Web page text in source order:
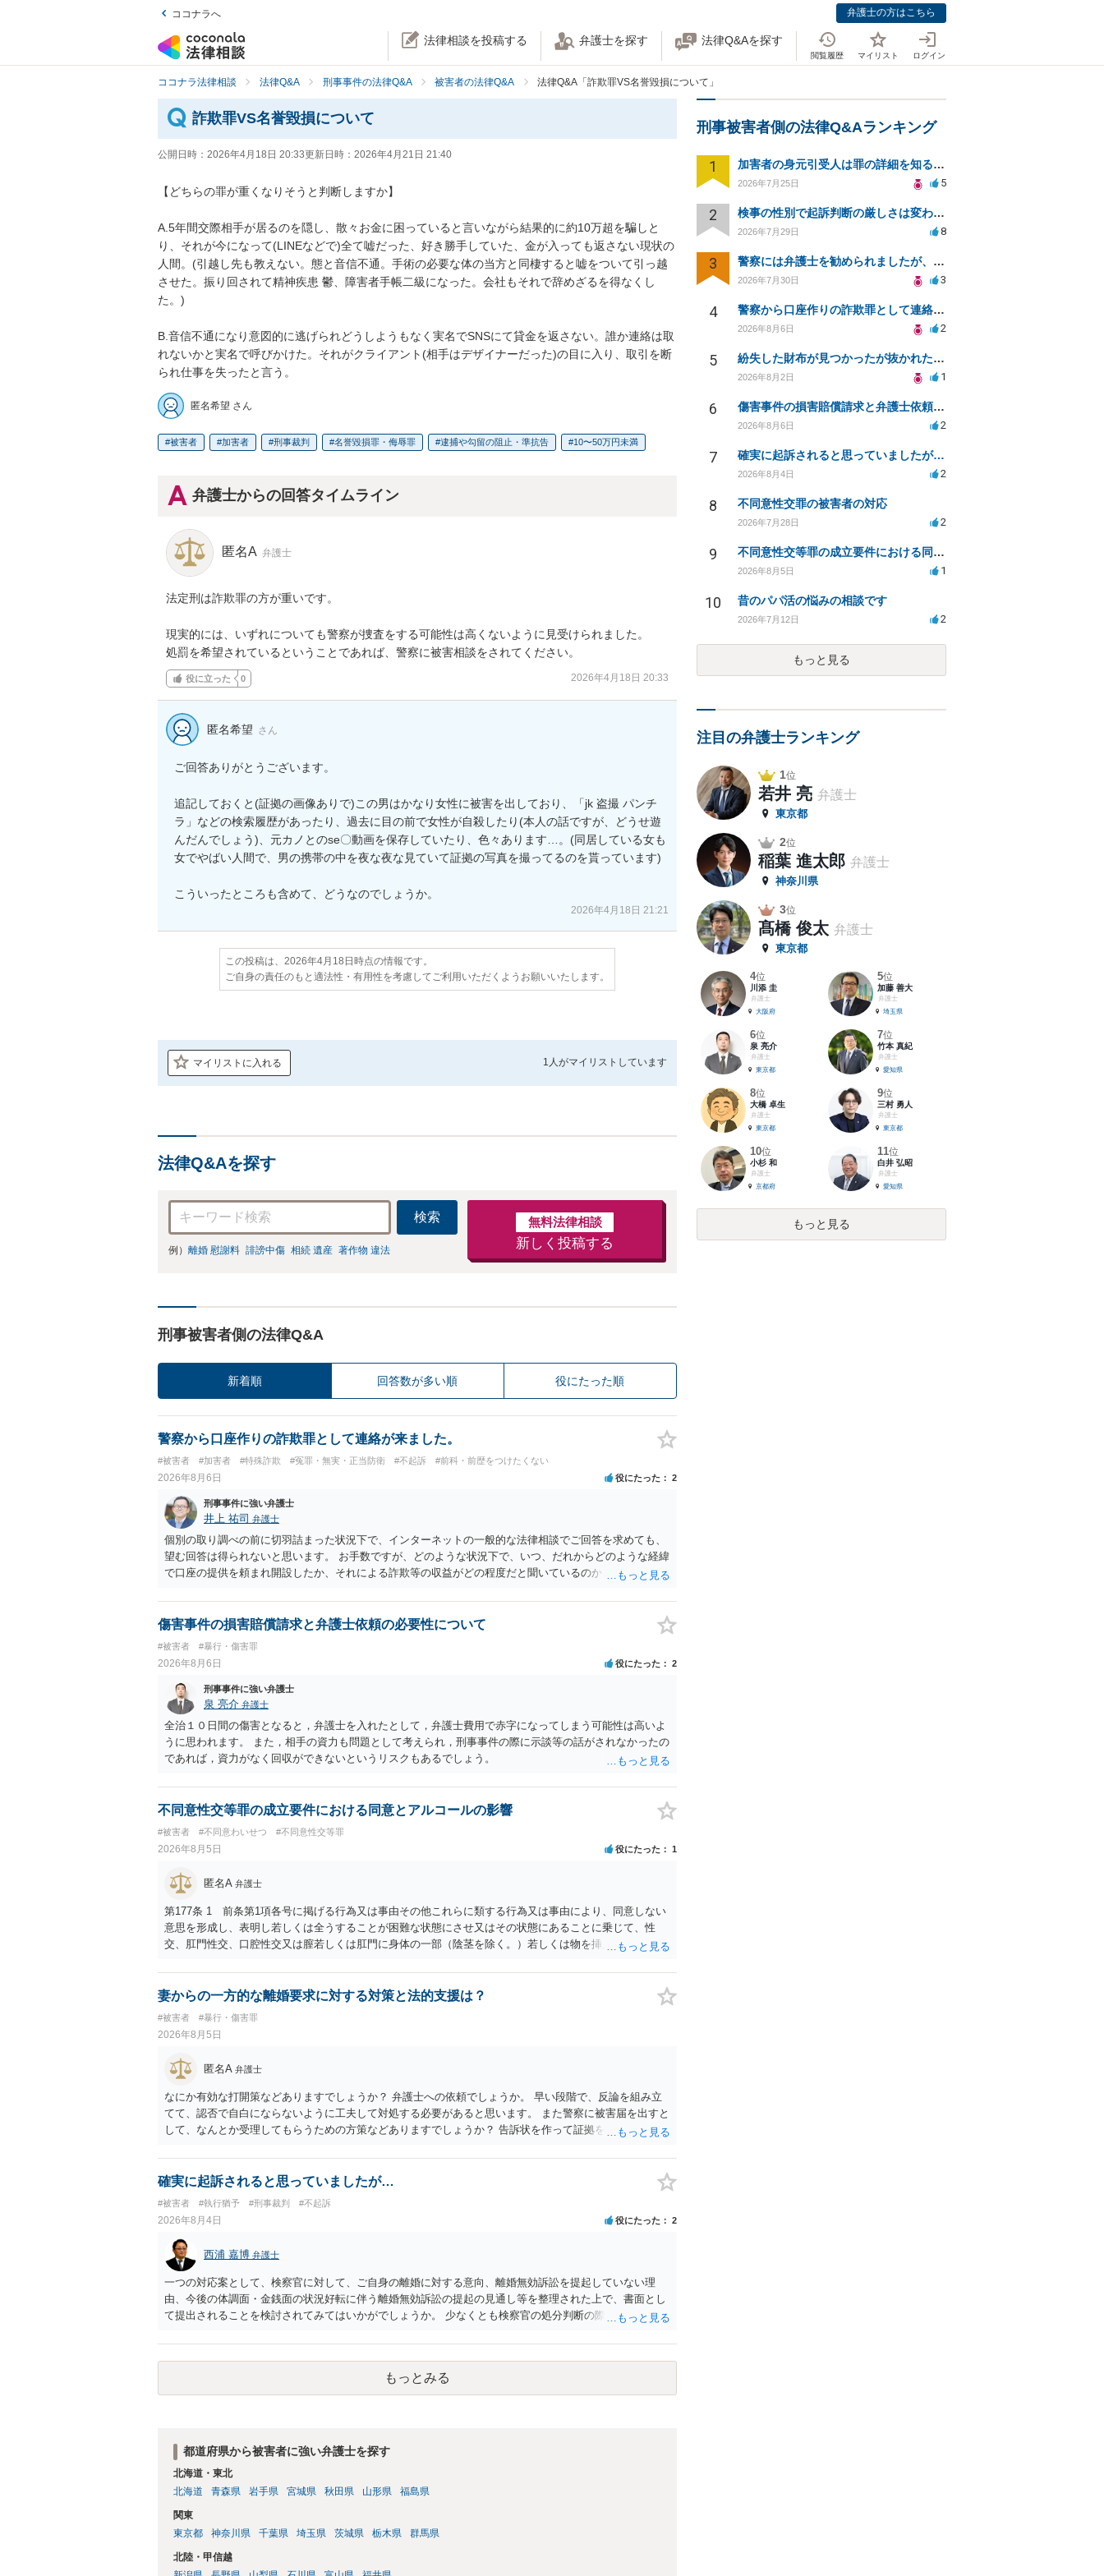
ココナラへ 弁護士の方はこちら
法律相談を投稿する 弁護士を探す 法律Q&Aを探す
閲覧履歴 マイリスト ログイン
ココナラ法律相談 法律Q&A 刑事事件の法律Q&A 被害者の法律Q&A 法律Q&A「詐欺罪VS名誉毀損について」
詐欺罪VS名誉毀損について
公開日時： 2026年4月18日 20:33更新日時： 2026年4月21日 21:40
【どちらの罪が重くなりそうと判断しますか】
A.5年間交際相手が居るのを隠し、散々お金に困っていると言いながら結果的に約10万超を騙しと
り、それが今になって(LINEなどで)全て嘘だった、好き勝手していた、金が入っても返さない現状の
人間。(引越し先も教えない。態と音信不通。手術の必要な体の当方と同棲すると嘘をついて引っ越
させた。振り回されて精神疾患 鬱、障害者手帳二級になった。会社もそれで辞めざるを得なくし
た。)
B.音信不通になり意図的に逃げられどうしようもなく実名でSNSにて貸金を返さない。誰か連絡は取
れないかと実名で呼びかけた。それがクライアント(相手はデザイナーだった)の目に入り、取引を断
られ仕事を失ったと言う。
匿名希望 さん
被害者 加害者 刑事裁判 名誉毀損罪・侮辱罪 逮捕や勾留の阻止・準抗告 10〜50万円未満
弁護士からの回答タイムライン
匿名A 弁護士
法定刑は詐欺罪の方が重いです。
現実的には、いずれについても警察が捜査をする可能性は高くないように見受けられました。
処罰を希望されているということであれば、警察に被害相談をされてください。
役に立った 0 2026年4月18日 20:33
匿名希望 さん
ご回答ありがとうございます。
追記しておくと(証拠の画像ありで)この男はかなり女性に被害を出しており、「jk 盗撮 パンチ
ラ」などの検索履歴があったり、過去に目の前で女性が自殺したり(本人の話ですが、どうせ遊
んだんでしょう)、元カノとのse〇動画を保存していたり、色々あります…。(同居している女も
女でやばい人間で、男の携帯の中を夜な夜な見ていて証拠の写真を撮ってるのを貰っています)
こういったところも含めて、どうなのでしょうか。
2026年4月18日 21:21
この投稿は、2026年4月18日時点の情報です。
ご自身の責任のもと適法性・有用性を考慮してご利用いただくようお願いいたします。
マイリストに入れる 1人がマイリストしています
法律Q&Aを探す
検索
例） 離婚 慰謝料 誹謗中傷 相続 遺産 著作物 違法
無料法律相談
新しく投稿する
刑事被害者側の法律Q&A
新着順 回答数が多い順 役にたった順
警察から口座作りの詐欺罪として連絡が来ました。
#被害者 #加害者 #特殊詐欺 #冤罪・無実・正当防衛 #不起訴 #前科・前歴をつけたくない
2026年8月6日 役にたった 2
刑事事件に強い弁護士
井上 祐司 弁護士
個別の取り調べの前に切羽詰まった状況下で、インターネットの一般的な法律相談でご回答を求めても、
望む回答は得られないと思います。 お手数ですが、どのような状況下で、いつ、だれからどのような経緯
で口座の提供を頼まれ開設したか、それによる詐欺等の収益がどの程度だと聞いているのかということに
でいえば、任意取り調べの場合、ＩＣレコーダーを持参して取り調べ内容を録音することは必須だと考え
ます。
傷害事件の損害賠償請求と弁護士依頼の必要性について
#被害者 #暴行・傷害罪
2026年8月6日 役にたった 2
刑事事件に強い弁護士
泉 亮介 弁護士
全治１０日間の傷害となると，弁護士を入れたとして，弁護士費用で赤字になってしまう可能性は高いよ
うに思われます。 また，相手の資力も問題として考えられ，刑事事件の際に示談等の話がされなかったの
であれば，資力がなく回収ができないというリスクもあるでしょう。
不同意性交等罪の成立要件における同意とアルコールの影響
#被害者 #不同意わいせつ #不同意性交等罪
2026年8月5日 役にたった 1
匿名A 弁護士
第177条 1 前条第1項各号に掲げる行為又は事由その他これらに類する行為又は事由により、同意しない
意思を形成し、表明し若しくは全うすることが困難な状態にさせ又はその状態にあることに乗じて、性
交、肛門性交、口腔性交又は膣若しくは肛門に身体の一部（陰茎を除く。）若しくは物を挿入する行為で
係の有無にかかわらず、5年以上の有期拘禁刑に処する。 第176条 1次に掲げる行為又は事由その他これら
に類する行為又は事由により、同意しない意思を形成し、表明し若しくは全うすることが困難な状態にさ
上10年以下の拘禁刑に処する。 ③アルコール若しくは薬物を摂取させること又はそれらの影響があるこ
と。 以上の通りですから、アルコール摂取だけでなく、「同意しない意思を形成し、表明し若しくは全う
することが困難な状態」であることが必要です。
妻からの一方的な離婚要求に対する対策と法的支援は？
#被害者 #暴行・傷害罪
2026年8月5日
匿名A 弁護士
なにか有効な打開策などありますでしょうか？ 弁護士への依頼でしょうか。 早い段階で、反論を組み立
てて、認否で自白にならないように工夫して対処する必要があると思います。 また警察に被害届を出すと
して、なんとか受理してもらうための方策などありますでしょうか？ 告訴状を作って証拠をそろえて出す
確実に起訴されると思っていましたが…
#被害者 #執行猶予 #刑事裁判 #不起訴
2026年8月4日 役にたった 2
西浦 嘉博 弁護士
一つの対応案として、検察官に対して、ご自身の離婚に対する意向、離婚無効訴訟を提起していない理
由、今後の体調面・金銭面の状況好転に伴う離婚無効訴訟の提起の見通し等を整理された上で、書面とし
て提出されることを検討されてみてはいかがでしょうか。 少なくとも検察官の処分判断の際、相談者さん
合、最寄りの法律事務所での相談を検討ください
もっとみる
都道府県から被害者に強い弁護士を探す
北海道・東北
北海道
青森県 岩手県 宮城県 秋田県 山形県 福島県
関東
東京都
神奈川県 千葉県 埼玉県 茨城県 栃木県 群馬県
北陸・甲信越
刑事被害者側の法律Q&Aランキング
1 加害者の身元引受人は罪の詳細を知ることができるか？
2026年7月25日 5
2 検事の性別で起訴判断の厳しさは変わるのか知りたい
2026年7月29日 8
3 警察には弁護士を勧められましたが、費用対効果で依頼をすることを躊躇しています。
2026年7月30日 3
4 警察から口座作りの詐欺罪として連絡が来ました。
2026年8月6日 2
5 紛失した財布が見つかったが抜かれた現金について
2026年8月2日 1
6 傷害事件の損害賠償請求と弁護士依頼の必要性について
2026年8月6日 2
7 確実に起訴されると思っていましたが…
2026年8月4日 2
8 不同意性交罪の被害者の対応
2026年7月28日 2
9 不同意性交等罪の成立要件における同意とアルコールの影響
2026年8月5日 1
10 昔のパパ活の悩みの相談です
2026年7月12日 2
もっと見る
注目の弁護士ランキング
1位
若井 亮 弁護士
東京都
2位
稲葉 進太郎 弁護士
神奈川県
3位
髙橋 俊太 弁護士
東京都
4位
川添 圭
弁護士
大阪府
5位
加藤 善大
弁護士
埼玉県
6位
泉 亮介
弁護士
東京都
7位
竹本 真紀
弁護士
愛知県
8位
大橋 卓生
弁護士
東京都
9位
三村 勇人
弁護士
東京都
10位
小杉 和
弁護士
京都府
11位
白井 弘昭
弁護士
愛知県
もっと見る